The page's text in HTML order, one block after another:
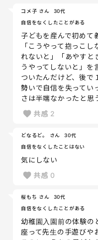
コメ子 さん
30代
自信をなくしたことがある
子どもを産んで初めて
「こうやって抱っこ
れないと」「あやすと
うやってしないと」を
ついたんだけど、後で
勢いで自信を失ってい
さは半端なかったと思
共感 2
どなるど。 さん
30代
自信をなくしたことはない
気にしない
共感 0
桜もち さん
30代
自信をなくしたことがある
幼稚園入園前の体験の
座って先生の手遊びや